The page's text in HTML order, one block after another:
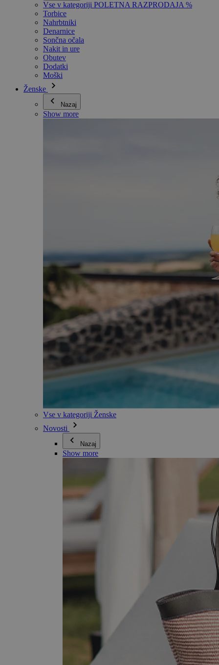
Vse v kategoriji POLETNA RAZPRODAJA %
Torbice
Nahrbtniki
Denarnice
Sončna očala
Nakit in ure
Obutev
Dodatki
Moški
Ženske
Nazaj
Show more
Vse v kategoriji Ženske
Novosti
Nazaj
Show more